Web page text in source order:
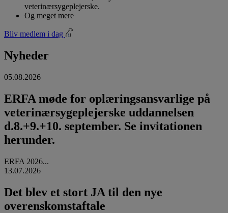
veterinærsygeplejerske.
Og meget mere
Bliv medlem i dag
Nyheder
05.08.2026
ERFA møde for oplæringsansvarlige på
veterinærsygeplejerske uddannelsen
d.8.+9.+10. september. Se invitationen
herunder.
ERFA 2026...
13.07.2026
Det blev et stort JA til den nye
overenskomstaftale